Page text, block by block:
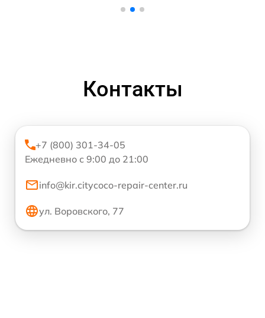
Контакты
+7 (800) 301-34-05
Ежедневно с 9:00 до 21:00
info@kir.citycoco-repair-center.ru
ул. Воровского, 77